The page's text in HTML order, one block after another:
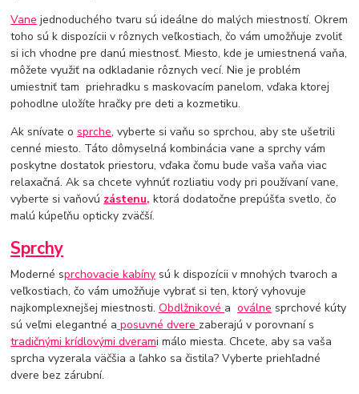
Vane jednoduchého tvaru sú ideálne do malých miestností. Okrem
toho sú k dispozícii v rôznych veľkostiach, čo vám umožňuje zvoliť
si ich vhodne pre danú miestnosť. Miesto, kde je umiestnená vaňa,
môžete využiť na odkladanie rôznych vecí. Nie je problém
umiestniť tam priehradku s maskovacím panelom, vďaka ktorej
pohodlne uložíte hračky pre deti a kozmetiku.
Ak snívate osprche, vyberte si vaňu so sprchou, aby ste ušetrili
cenné miesto. Táto dômyselná kombinácia vane a sprchy vám
poskytne dostatok priestoru, vďaka čomu bude vaša vaňa viac
relaxačná. Ak sa chcete vyhnúť rozliatiu vody pri používaní vane,
vyberte si vaňovú zástenu, ktorá dodatočne prepúšťa svetlo, čo
malú kúpeľňu opticky zväčší.
Sprchy
Moderné sprchovacie kabíny sú k dispozícii v mnohých tvaroch a
veľkostiach, čo vám umožňuje vybrať si ten, ktorý vyhovuje
najkomplexnejšej miestnosti.Obdlžnikové aoválne sprchové kúty
sú veľmi elegantné a posuvné dvere zaberajú v porovnaní s
tradičnými krídlovými dverami málo miesta. Chcete, aby sa vaša
sprcha vyzerala väčšia a ľahko sa čistila? Vyberte priehľadné
dvere bez zárubní.